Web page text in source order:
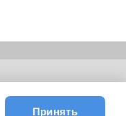
Принять